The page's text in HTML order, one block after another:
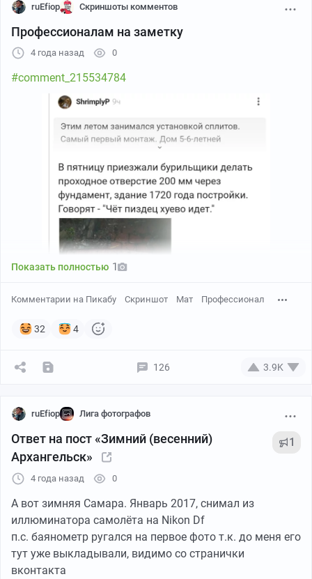
ruEfiop Скриншоты комментов
Профессионалам на заметку
4 года назад 0
#comment_215534784
Показать полностью 1
Комментарии на Пикабу Скриншот Мат Профессионал
32 4
126 3.9K
ruEfiop Лига фотографов
Ответ на пост «Зимний (весенний)
Архангельск»
1
4 года назад 0
А вот зимняя Самара. Январь 2017, снимал из
иллюминатора самолёта на Nikon Df
п.с. баянометр ругался на первое фото т.к. до меня его
тут уже выкладывали, видимо со странички
вконтакта